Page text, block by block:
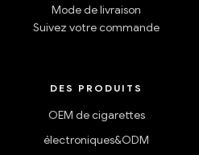
Mode de livraison
Suivez votre commande
DES PRODUITS
OEM de cigarettes
électroniques&ODM